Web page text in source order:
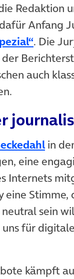
Redaktion
Anfang
. Die
auch
in
eine
Internets
Stimme,
sein
für
kämpft